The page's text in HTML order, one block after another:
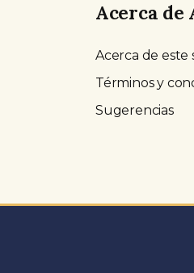
Acerca de
Acerca de este
Términos y
Sugerencias